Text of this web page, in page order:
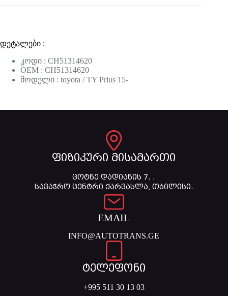
დეტალები :
კოდი : CH51314620
OEM : CH51314620
მოდელი : toyota / TY Prius 15-
ფიზიკური მისამართი
ცოტნე დადიანის 7. .
სავაჭრო ცენტრი ქარვასლა, თბილისი.
EMAIL
INFO@AUTOTRANS.GE
ტელეფონი
+995 511 30 13 03